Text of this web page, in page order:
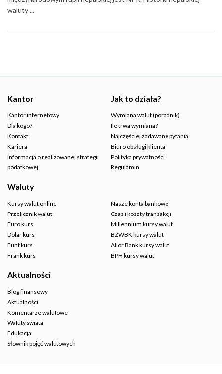
waluty ...
Kantor
Kantor internetowy
Dla kogo?
Kontakt
Kariera
Informacja o realizowanej strategii
podatkowej
Jak to działa?
Wymiana walut (poradnik)
Ile trwa wymiana?
Najczęściej zadawane pytania
Biuro obsługi klienta
Polityka prywatności
Regulamin
Waluty
Kursy walut online
Przelicznik walut
Euro kurs
Dolar kurs
Funt kurs
Frank kurs
Nasze konta bankowe
Czas i koszty transakcji
Millennium kursy walut
BZWBK kursy walut
Alior Bank kursy walut
BPH kursy walut
Aktualności
Blog finansowy
Aktualności
Komentarze walutowe
Waluty świata
Edukacja
Słownik pojęć walutowych